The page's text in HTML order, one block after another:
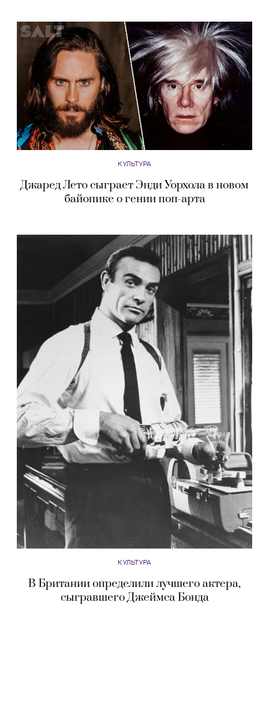
КУЛЬТУРА
Джаред Лето сыграет Энди Уорхола в новом
байопике о гении поп-арта
КУЛЬТУРА
В Британии определили лучшего актера,
сыгравшего Джеймса Бонда